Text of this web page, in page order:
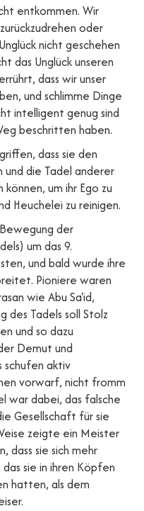
entkommen. Wir
oder
nicht geschehen
das Unglück unseren
dass wir unser
und schlimme Dinge
intelligent genug sind
beschritten haben.
dass sie den
und die Tadel anderer
um ihr Ego zu
Heuchelei zu reinigen.
der
um das 9.
und bald wurde ihre
Pioniere waren
wie Abu Sa'id,
des Tadels soll Stolz
und so dazu
Demut und
schufen aktiv
vorwarf, nicht fromm
war dabei, das falsche
Gesellschaft für sie
zeigte ein Meister
dass sie sich mehr
sie in ihren Köpfen
hatten, als dem